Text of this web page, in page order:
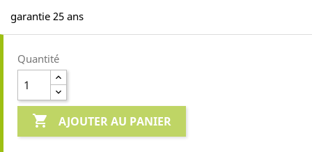
garantie 25 ans
Quantité
 AJOUTER AU PANIER